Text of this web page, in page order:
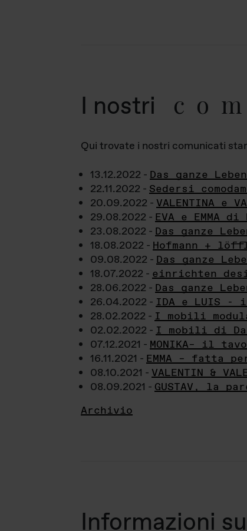
I nostri
Qui trovate i nostri comunicati
13.12.2022 - Das ganze
22.11.2022 - Sedersi
20.09.2022 - VALENTINA
29.08.2022 - EVA e EMMA
23.08.2022 - Das ganze
18.08.2022 - Hofmann +
09.08.2022 - Das ganze
18.07.2022 - einrichten
28.06.2022 - Das ganze
26.04.2022 - IDA e LUIS - i
28.02.2022 - I mobili
02.02.2022 - I mobili di
07.12.2021 - MONIKA– il
16.11.2021 - EMMA – fatta
08.10.2021 - VALENTIN &
08.09.2021 - GUSTAV, la
Archivio
Informazioni